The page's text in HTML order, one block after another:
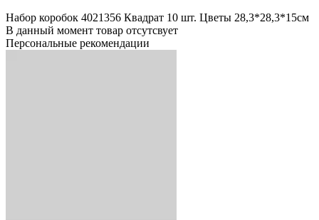
Набор коробок 4021356 Квадрат 10 шт. Цветы 28,3*28,3*15см
В данный момент товар отсутсвует
Персональные рекомендации